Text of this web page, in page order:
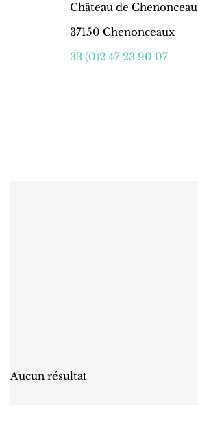
Château de Chenonceau
37150 Chenonceaux
33 (0)2 47 23 90 07
Aucun résultat